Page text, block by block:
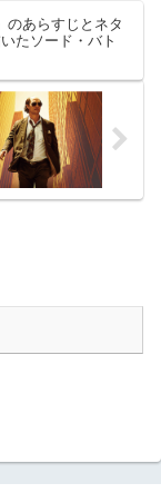
のあらすじとネタ
たソード・バト